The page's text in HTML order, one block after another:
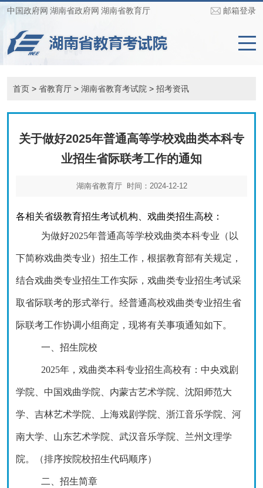
中国政府网 湖南省政府网 湖南省教育厅 邮箱登录
首页 > 省教育厅 > 湖南省教育考试院 > 招考资讯
关于做好2025年普通高等学校戏曲类本科专
业招生省际联考工作的通知
湖南省教育厅 时间：2024-12-12
各相关省级教育招生考试机构、戏曲类招生高校：
为做好2025年普通高等学校戏曲类本科专业（以
下简称戏曲类专业）招生工作，根据教育部有关规定，
结合戏曲类专业招生工作实际，戏曲类专业招生考试采
取省际联考的形式举行。经普通高校戏曲类专业招生省
际联考工作协调小组商定，现将有关事项通知如下。
一、招生院校
2025年，戏曲类本科专业招生高校有：中央戏剧
学院、中国戏曲学院、内蒙古艺术学院、沈阳师范大
学、吉林艺术学院、上海戏剧学院、浙江音乐学院、河
南大学 山东艺术学院、武汉音乐学院、兰州文理学
院。 （排序按院校招生代码顺序）
二、招生简章